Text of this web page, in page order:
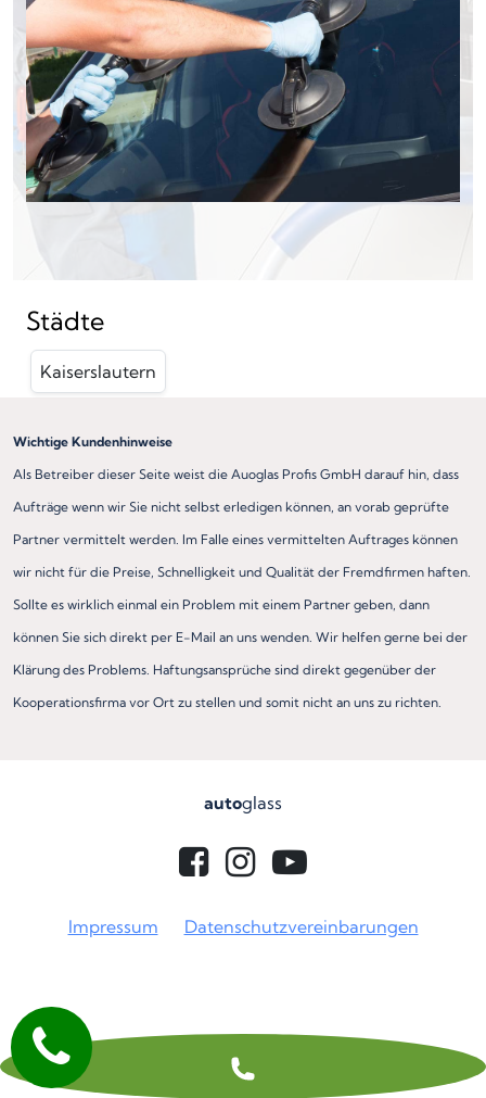
Städte
Kaiserslautern
Wichtige Kundenhinweise
Als Betreiber dieser Seite weist die Auoglas Profis GmbH darauf hin, dass
Aufträge wenn wir Sie nicht selbst erledigen können, an vorab geprüfte
Partner vermittelt werden. Im Falle eines vermittelten Auftrages können
wir nicht für die Preise, Schnelligkeit und Qualität der Fremdfirmen haften.
Sollte es wirklich einmal ein Problem mit einem Partner geben, dann
können Sie sich direkt per E-Mail an uns wenden. Wir helfen gerne bei der
Klärung des Problems. Haftungsansprüche sind direkt gegenüber der
Kooperationsfirma vor Ort zu stellen und somit nicht an uns zu richten.
autoglass
Impressum Datenschutzvereinbarungen